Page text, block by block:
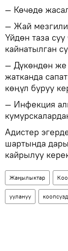
— Көчөдө
— Жай
Үйдөн таза
кайнатылган
— Дүкөндөн же
жатканда
көңүл буруу
— Инфекция
Адистер
шартында
кайрылуу
Жаңылыктар
уулануу